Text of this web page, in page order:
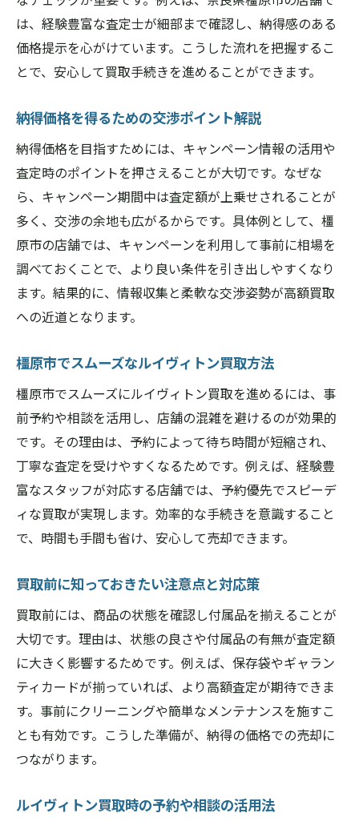
は、経験豊富な査定士が細部まで確認し、納得感のある
価格提示を心がけています。こうした流れを把握するこ
とで、安心して買取手続きを進めることができます。
納得価格を得るための交渉ポイント解説
納得価格を目指すためには、キャンペーン情報の活用や
査定時のポイントを押さえることが大切です。なぜな
ら、キャンペーン期間中は査定額が上乗せされることが
多く、交渉の余地も広がるからです。具体例として、橿
原市の店舗では、キャンペーンを利用して事前に相場を
調べておくことで、より良い条件を引き出しやすくなり
ます。結果的に、情報収集と柔軟な交渉姿勢が高額買取
への近道となります。
橿原市でスムーズなルイヴィトン買取方法
橿原市でスムーズにルイヴィトン買取を進めるには、事
前予約や相談を活用し、店舗の混雑を避けるのが効果的
です。その理由は、予約によって待ち時間が短縮され、
丁寧な査定を受けやすくなるためです。例えば、経験豊
富なスタッフが対応する店舗では、予約優先でスピーデ
ィな買取が実現します。効率的な手続きを意識すること
で、時間も手間も省け、安心して売却できます。
買取前に知っておきたい注意点と対応策
買取前には、商品の状態を確認し付属品を揃えることが
大切です。理由は、状態の良さや付属品の有無が査定額
に大きく影響するためです。例えば、保存袋やギャラン
ティカードが揃っていれば、より高額査定が期待できま
す。事前にクリーニングや簡単なメンテナンスを施すこ
とも有効です。こうした準備が、納得の価格での売却に
つながります。
ルイヴィトン買取時の予約や相談の活用法